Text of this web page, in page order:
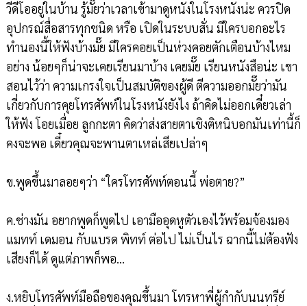
วีดีโออยู่ในบ้าน รู้มั๊ยว่าเวลาเข้ามาดูหนังในโรงหนังน่ะ ควรปิด
อุปกรณ์สื่อสารทุกชนิด หรือ เปิดในระบบสั่น มีใครบอกอะไร
ทำนองนี้ให้ฟังบ้างมั๊ย มีใครคอยเป็นห่วงคอยตักเตือนบ้างไหม
อย่าง น้อยๆก็น่าจะเคยเรียนมาบ้าง เคยมั๊ย เรียนหนังสือน่ะ เขา
สอนไว้ว่า ความเกรงใจเป็นสมบัติของผู้ดี ตีความออกมั๊ยว่ามัน
เกี่ยวกับการคุยโทรศัพท์ในโรงหนังยังไง ถ้าคิดไม่ออกเดี๋ยวเล่า
ให้ฟัง โอยเมื่อย ลูกกะตา คิดว่าส่งสายตาเชิงติหนิบอกมันเท่านี้ก็
คงจะพอ เดี๋ยวคุณจะพานตาเหล่เสียเปล่าๆ
ข.พูดขึ้นมาลอยๆว่า “ใครโทรศัพท์ตอนนี้ พ่อตาย?”
ค.ช่างมัน อยากพูดก็พูดไป เอามืออุดหูตัวเองไว้พร้อมจ้องมอง
แมทท์ เดมอน กับแบรด พิทท์ ต่อไป ไม่เป็นไร ฉากนี้ไม่ต้องฟัง
เสียงก็ได้ ดูแต่ภาพก็พอ...
ง.หยิบโทรศัพท์มือถือของคุณขึ้นมา โทรหาพี่ผู้กำกับนนทรีย์